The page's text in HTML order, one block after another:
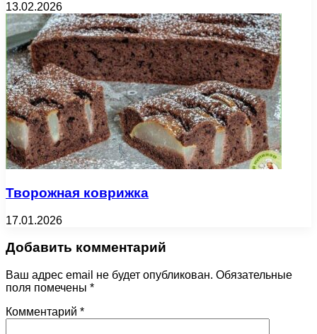
13.02.2026
Творожная коврижка
17.01.2026
Добавить комментарий
Ваш адрес email не будет опубликован. Обязательные
поля помечены *
Комментарий *